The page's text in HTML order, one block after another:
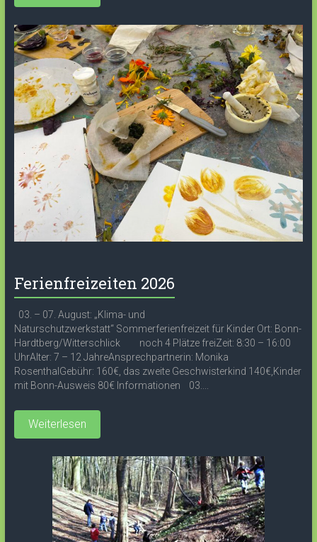
Ferienfreizeiten 2026
03. – 07. August: „Klima- und
Naturschutzwerkstatt“ Sommerferienfreizeit für Kinder Ort: Bonn-
Hardtberg/Witterschlick noch 4 Plätze freiZeit: 8:30 – 16:00
UhrAlter: 7 – 12 JahreAnsprechpartnerin: Monika
RosenthalGebühr: 160€, das zweite Geschwisterkind 140€,Kinder
mit Bonn-Ausweis 80€ Informationen 03....
Weiterlesen